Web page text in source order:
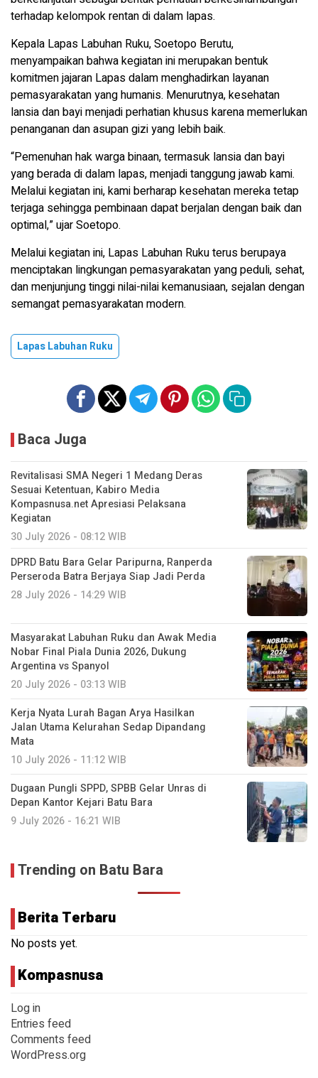
terhadap kelompok rentan di dalam lapas.
Kepala Lapas Labuhan Ruku, Soetopo Berutu,
menyampaikan bahwa kegiatan ini merupakan bentuk
komitmen jajaran Lapas dalam menghadirkan layanan
pemasyarakatan yang humanis. Menurutnya, kesehatan
lansia dan bayi menjadi perhatian khusus karena memerlukan
penanganan dan asupan gizi yang lebih baik.
“Pemenuhan hak warga binaan, termasuk lansia dan bayi
yang berada di dalam lapas, menjadi tanggung jawab kami.
Melalui kegiatan ini, kami berharap kesehatan mereka tetap
terjaga sehingga pembinaan dapat berjalan dengan baik dan
optimal,” ujar Soetopo.
Melalui kegiatan ini, Lapas Labuhan Ruku terus berupaya
menciptakan lingkungan pemasyarakatan yang peduli, sehat,
dan menjunjung tinggi nilai-nilai kemanusiaan, sejalan dengan
semangat pemasyarakatan modern.
Lapas Labuhan Ruku
Baca Juga
Revitalisasi SMA Negeri 1 Medang Deras
Sesuai Ketentuan, Kabiro Media
Kompasnusa.net Apresiasi Pelaksana
Kegiatan
30 July 2026 - 08:12 WIB
DPRD Batu Bara Gelar Paripurna, Ranperda
Perseroda Batra Berjaya Siap Jadi Perda
28 July 2026 - 14:29 WIB
Masyarakat Labuhan Ruku dan Awak Media
Nobar Final Piala Dunia 2026, Dukung
Argentina vs Spanyol
20 July 2026 - 03:13 WIB
Kerja Nyata Lurah Bagan Arya Hasilkan
Jalan Utama Kelurahan Sedap Dipandang
Mata
10 July 2026 - 11:12 WIB
Dugaan Pungli SPPD, SPBB Gelar Unras di
Depan Kantor Kejari Batu Bara
9 July 2026 - 16:21 WIB
Trending on Batu Bara
Berita Terbaru
No posts yet.
Kompasnusa
Log in
Entries feed
Comments feed
WordPress.org